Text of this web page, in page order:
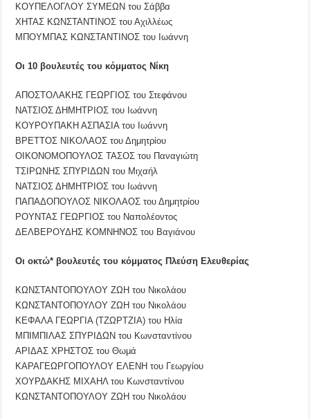
ΚΟΥΠΕΛΟΓΛΟΥ ΣΥΜΕΩΝ του Σάββα
ΧΗΤΑΣ ΚΩΝΣΤΑΝΤΙΝΟΣ του Αχιλλέως
ΜΠΟΥΜΠΑΣ ΚΩΝΣΤΑΝΤΙΝΟΣ του Ιωάννη
Οι 10 βουλευτές του κόμματος Νίκη
ΑΠΟΣΤΟΛΑΚΗΣ ΓΕΩΡΓΙΟΣ του Στεφάνου
ΝΑΤΣΙΟΣ ΔΗΜΗΤΡΙΟΣ του Ιωάννη
ΚΟΥΡΟΥΠΑΚΗ ΑΣΠΑΣΙΑ του Ιωάννη
ΒΡΕΤΤΟΣ ΝΙΚΟΛΑΟΣ του Δημητρίου
ΟΙΚΟΝΟΜΟΠΟΥΛΟΣ ΤΑΣΟΣ του Παναγιώτη
ΤΣΙΡΩΝΗΣ ΣΠΥΡΙΔΩΝ του Μιχαήλ
ΝΑΤΣΙΟΣ ΔΗΜΗΤΡΙΟΣ του Ιωάννη
ΠΑΠΑΔΟΠΟΥΛΟΣ ΝΙΚΟΛΑΟΣ του Δημητρίου
ΡΟΥΝΤΑΣ ΓΕΩΡΓΙΟΣ του Ναπολέοντος
ΔΕΛΒΕΡΟΥΔΗΣ ΚΟΜΝΗΝΟΣ του Βαγιάνου
Οι οκτώ* βουλευτές του κόμματος Πλεύση Ελευθερίας
ΚΩΝΣΤΑΝΤΟΠΟΥΛΟΥ ΖΩΗ του Νικολάου
ΚΩΝΣΤΑΝΤΟΠΟΥΛΟΥ ΖΩΗ του Νικολάου
ΚΕΦΑΛΑ ΓΕΩΡΓΙΑ (ΤΖΩΡΤΖΙΑ) του Ηλία
ΜΠΙΜΠΙΛΑΣ ΣΠΥΡΙΔΩΝ του Κωνσταντίνου
ΑΡΙΔΑΣ ΧΡΗΣΤΟΣ του Θωμά
ΚΑΡΑΓΕΩΡΓΟΠΟΥΛΟΥ ΕΛΕΝΗ του Γεωργίου
ΧΟΥΡΔΑΚΗΣ ΜΙΧΑΗΛ του Κωνσταντίνου
ΚΩΝΣΤΑΝΤΟΠΟΥΛΟΥ ΖΩΗ του Νικολάου